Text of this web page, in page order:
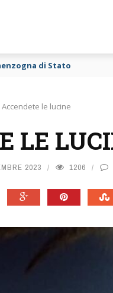
purché si mangi
Accendete le lucine
LE
2023 1206